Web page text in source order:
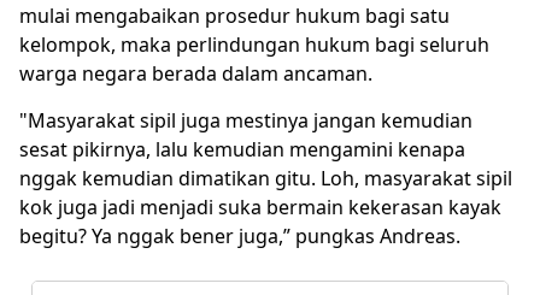
mulai mengabaikan prosedur hukum bagi satu
kelompok, maka perlindungan hukum bagi seluruh
warga negara berada dalam ancaman.
"Masyarakat sipil juga mestinya jangan kemudian
sesat pikirnya, lalu kemudian mengamini kenapa
nggak kemudian dimatikan gitu. Loh, masyarakat sipil
kok juga jadi menjadi suka bermain kekerasan kayak
begitu? Ya nggak bener juga,” pungkas Andreas.